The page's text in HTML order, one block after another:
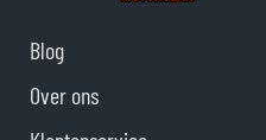
Blog
Over ons